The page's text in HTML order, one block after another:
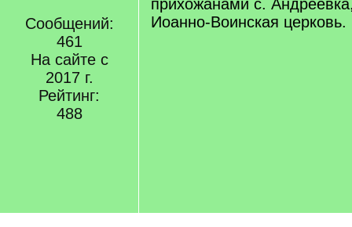
Сообщений:
461
На сайте с
2017 г.
Рейтинг:
488
прихожанами с.
Иоанно-Воинская церковь.